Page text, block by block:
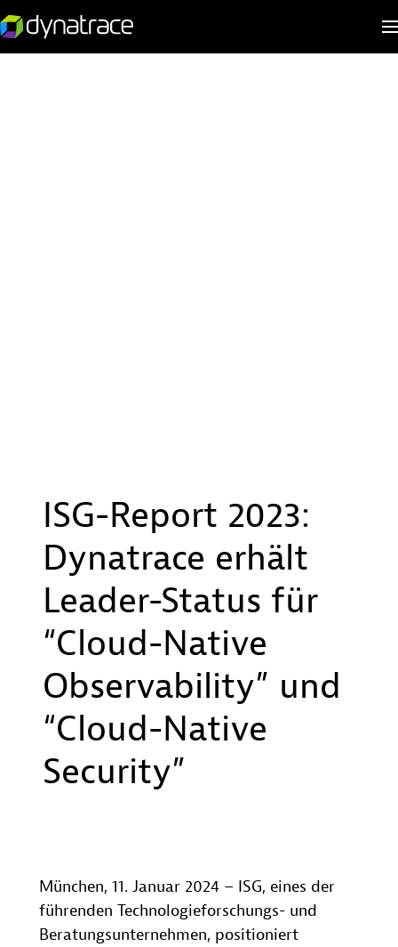
ISG-Report 2023:
Dynatrace erhält
Leader-Status für
“Cloud-Native
Observability” und
“Cloud-Native
Security”
München, 11. Januar 2024 – ISG, eines der
führenden Technologieforschungs- und
Beratungsunternehmen, positioniert